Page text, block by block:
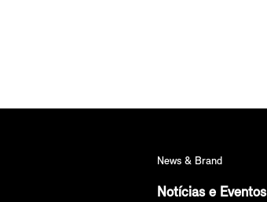
News & Brand
Notícias e Eventos